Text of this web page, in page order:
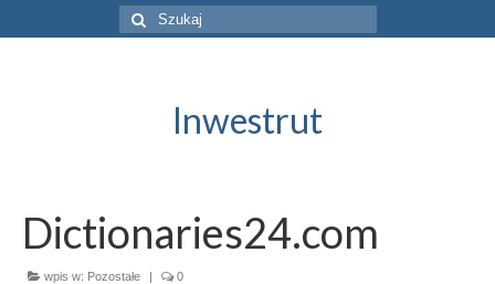
Szuklaj
w:
Inwestrut
Dictionaries24.com
wpis w: Pozostałe | 0